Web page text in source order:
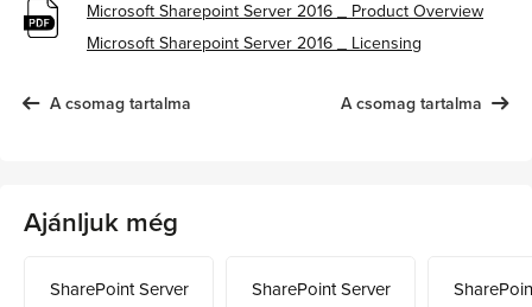
Microsoft Sharepoint Server 2016 _ Product Overview
Microsoft Sharepoint Server 2016 _ Licensing
A csomag tartalma A csomag tartalma
Ajánljuk még
SharePoint Server
SharePoint Server